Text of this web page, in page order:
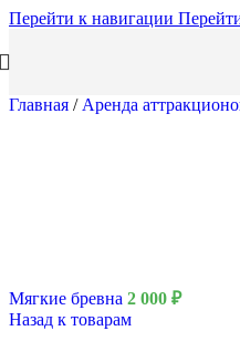
Перейти к навигации
Главная / Аренда
Мягкие бревна 2 000 ₽
Назад к товарам